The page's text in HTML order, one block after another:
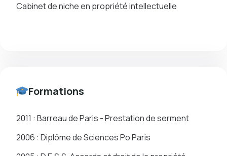
Cabinet de niche en propriété intellectuelle
Formations
2011 : Barreau de Paris - Prestation de serment
2006 : Diplôme de Sciences Po Paris